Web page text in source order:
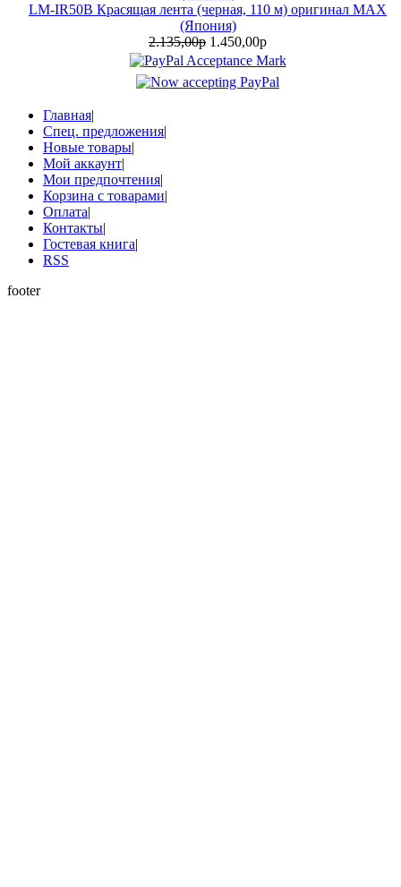
LM-IR50B Красящая лента (черная, 110 м) оригинал MAX
(Япония)
2.135,00р 1.450,00р
Главная|
Спец. предложения|
Новые товары|
Мой аккаунт|
Мои предпочтения|
Корзина с товарами|
Оплата|
Контакты|
Гостевая книга|
RSS
footer